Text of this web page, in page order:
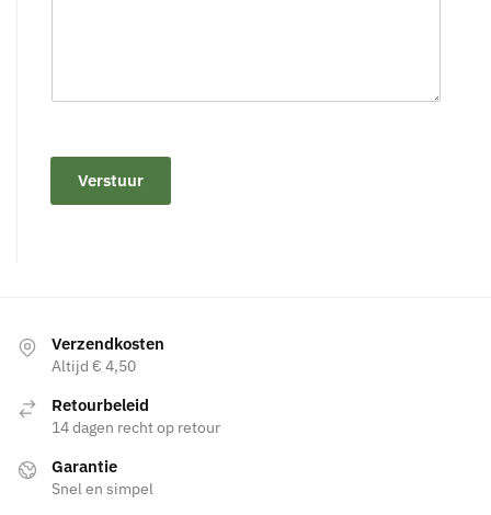
Verstuur
Verzendkosten
Altijd € 4,50
Retourbeleid
14 dagen recht op retour
Garantie
Snel en simpel